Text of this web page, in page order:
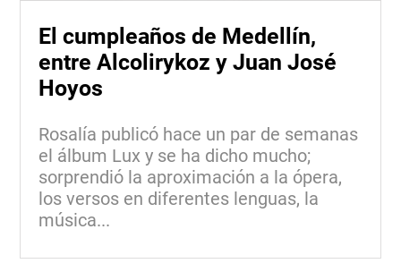
El cumpleaños de Medellín,
entre Alcolirykoz y Juan José
Hoyos
Rosalía publicó hace un par de semanas
el álbum Lux y se ha dicho mucho;
sorprendió la aproximación a la ópera,
los versos en diferentes lenguas, la
música...